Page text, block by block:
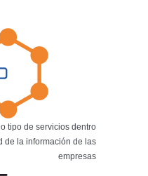
tipo de servicios dentro
de la información de las
empresas